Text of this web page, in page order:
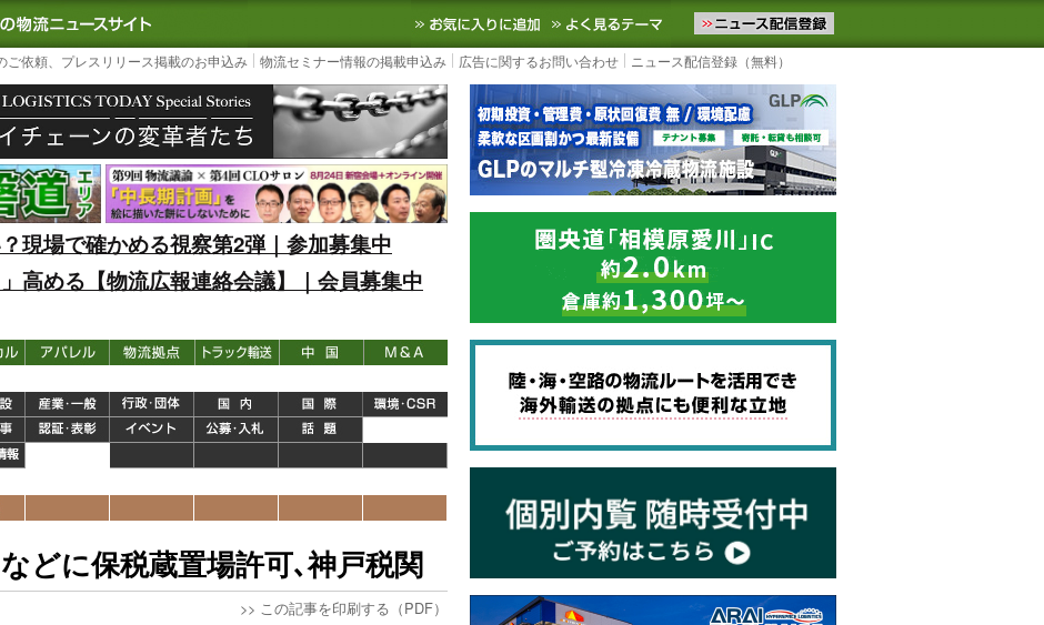
TODAY｜国内最大の物流ニュースサイト3PL, SCMなど国内外の最新の物流ニュースをお届けします。物流ニュースメール配信を登録す
お気に入りに追加 よく見るテーマ
ご依頼、プレスリリース掲載のお申込み 物流セミナー情報の掲載申込み 広告に関するお問い合わせ ニュース配信登録（無料）
現場で確かめる視察第2弾｜参加募集中
高める【物流広報連絡会議】｜会員募集中
どに保税蔵置場許可､神戸税関
>> この記事を印刷する（PDF）